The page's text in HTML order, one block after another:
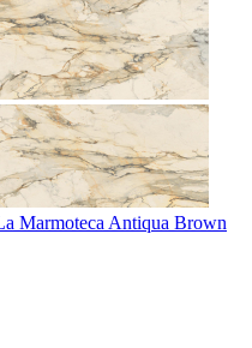
Marmoteca Antiqua Brown